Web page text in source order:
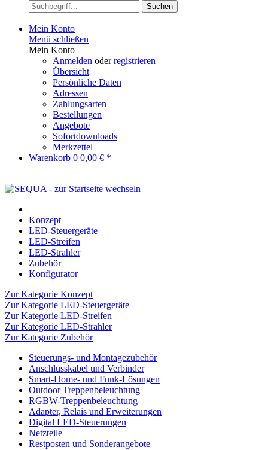
Suchen
Mein Konto
Menü schließen
Mein Konto
Anmelden oderregistrieren
Übersicht
Persönliche Daten
Adressen
Zahlungsarten
Bestellungen
Angebote
Sofortdownloads
Merkzettel
Warenkorb 0 0,00 € *
Konzept
LED-Steuergeräte
LED-Streifen
LED-Strahler
Zubehör
Konfigurator
Zur Kategorie Konzept
Zur Kategorie LED-Steuergeräte
Zur Kategorie LED-Streifen
Zur Kategorie LED-Strahler
Zur Kategorie Zubehör
Steuerungs- und Montagezubehör
Anschlusskabel und Verbinder
Smart-Home- und Funk-Lösungen
Outdoor Treppenbeleuchtung
RGBW-Treppenbeleuchtung
Adapter, Relais und Erweiterungen
Digital LED-Steuerungen
Netzteile
Restposten und Sonderangebote